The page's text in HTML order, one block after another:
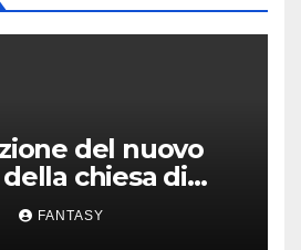
del nuovo
chiesa di
Assunta di
FANTASY